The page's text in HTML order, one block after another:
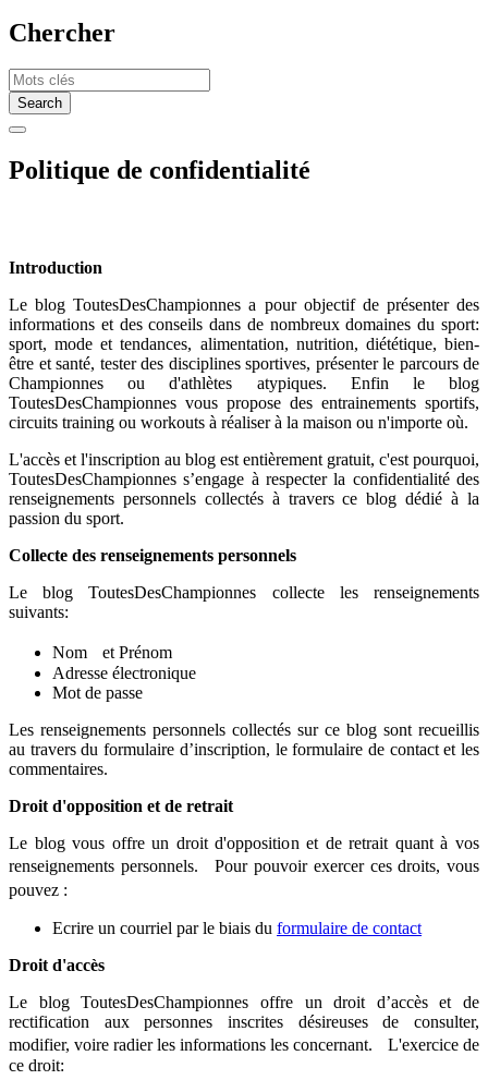
Chercher
Search
Politique de confidentialité
Introduction
Le blog ToutesDesChampionnes a pour objectif de présenter des
informations et des conseils dans de nombreux domaines du sport:
sport, mode et tendances, alimentation, nutrition, diététique, bien-
être et santé, tester des disciplines sportives, présenter le parcours de
Championnes ou d'athlètes atypiques. Enfin le blog
ToutesDesChampionnes vous propose des entrainements sportifs,
circuits training ou workouts à réaliser à la maison ou n'importe où.
L'accès et l'inscription au blog est entièrement gratuit, c'est pourquoi,
ToutesDesChampionnes s’engage à respecter la confidentialité des
renseignements personnels collectés à travers ce blog dédié à la
passion du sport.
Collecte des renseignements personnels
Le blog ToutesDesChampionnes collecte les renseignements
suivants:
Nom et Prénom
Adresse électronique
Mot de passe
Les renseignements personnels collectés sur ce blog sont recueillis
au travers du formulaire d’inscription, le formulaire de contact et les
commentaires.
Droit d'opposition et de retrait
Le blog vous offre un droit d'opposition et de retrait quant à vos
renseignements personnels. Pour pouvoir exercer ces droits, vous
pouvez :
Ecrire un courriel par le biais du formulaire de contact
Droit d'accès
Le blog ToutesDesChampionnes offre un droit d’accès et de
rectification aux personnes inscrites désireuses de consulter,
modifier, voire radier les informations les concernant. L'exercice de
ce droit: